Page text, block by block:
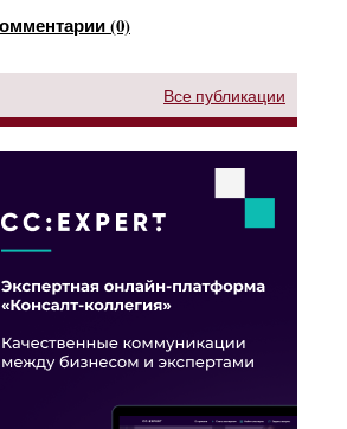
(0)
Все публикации